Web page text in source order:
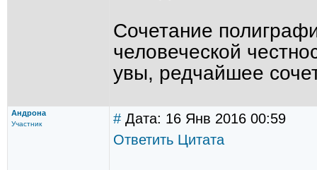
Сочетание
человеческой
увы, редчайшее
Андрона
Участник # Дата: 16 Янв 2016 00:59
Ответить Цитата